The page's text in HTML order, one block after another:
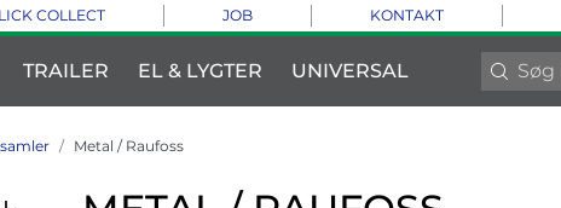
COLLECT JOB KONTAKT
TRAILER EL & LYGTER UNIVERSAL
Metal / Raufoss